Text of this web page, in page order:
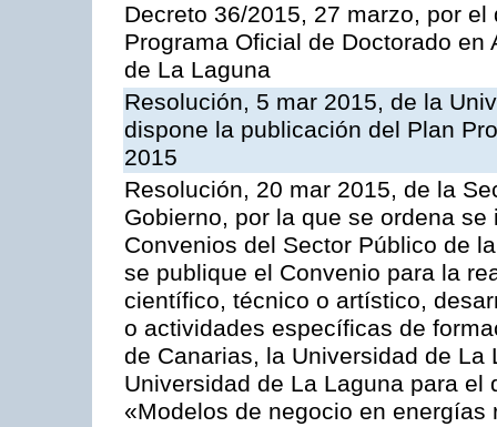
Decreto 36/2015, 27 marzo, por
Programa Oficial de Doctorado
de La Laguna
Resolución, 5 mar 2015, de la
dispone la publicación del Plan
2015
Resolución, 20 mar 2015, de la
Gobierno, por la que se ordena
Convenios del Sector Público de
se publique el Convenio para la
científico, técnico o artístico,
o actividades específicas de
de Canarias, la Universidad de
Universidad de La Laguna para
«Modelos de negocio en energías